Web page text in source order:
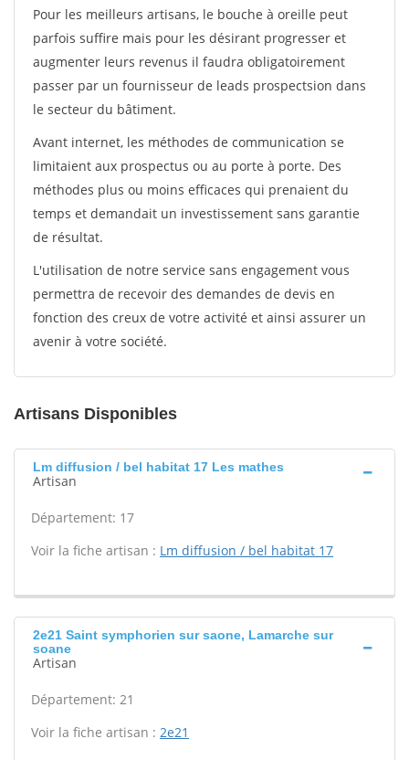
Pour les meilleurs artisans, le bouche à oreille peut
parfois suffire mais pour les désirant progresser et
augmenter leurs revenus il faudra obligatoirement
passer par un fournisseur de leads prospectsion dans
le secteur du bâtiment.
Avant internet, les méthodes de communication se
limitaient aux prospectus ou au porte à porte. Des
méthodes plus ou moins efficaces qui prenaient du
temps et demandait un investissement sans garantie
de résultat.
L'utilisation de notre service sans engagement vous
permettra de recevoir des demandes de devis en
fonction des creux de votre activité et ainsi assurer un
avenir à votre société.
Artisans Disponibles
Lm diffusion / bel habitat 17 Les mathes
Artisan
Département: 17
Voir la fiche artisan : Lm diffusion / bel habitat 17
2e21 Saint symphorien sur saone, Lamarche sur
soane
Artisan
Département: 21
Voir la fiche artisan : 2e21